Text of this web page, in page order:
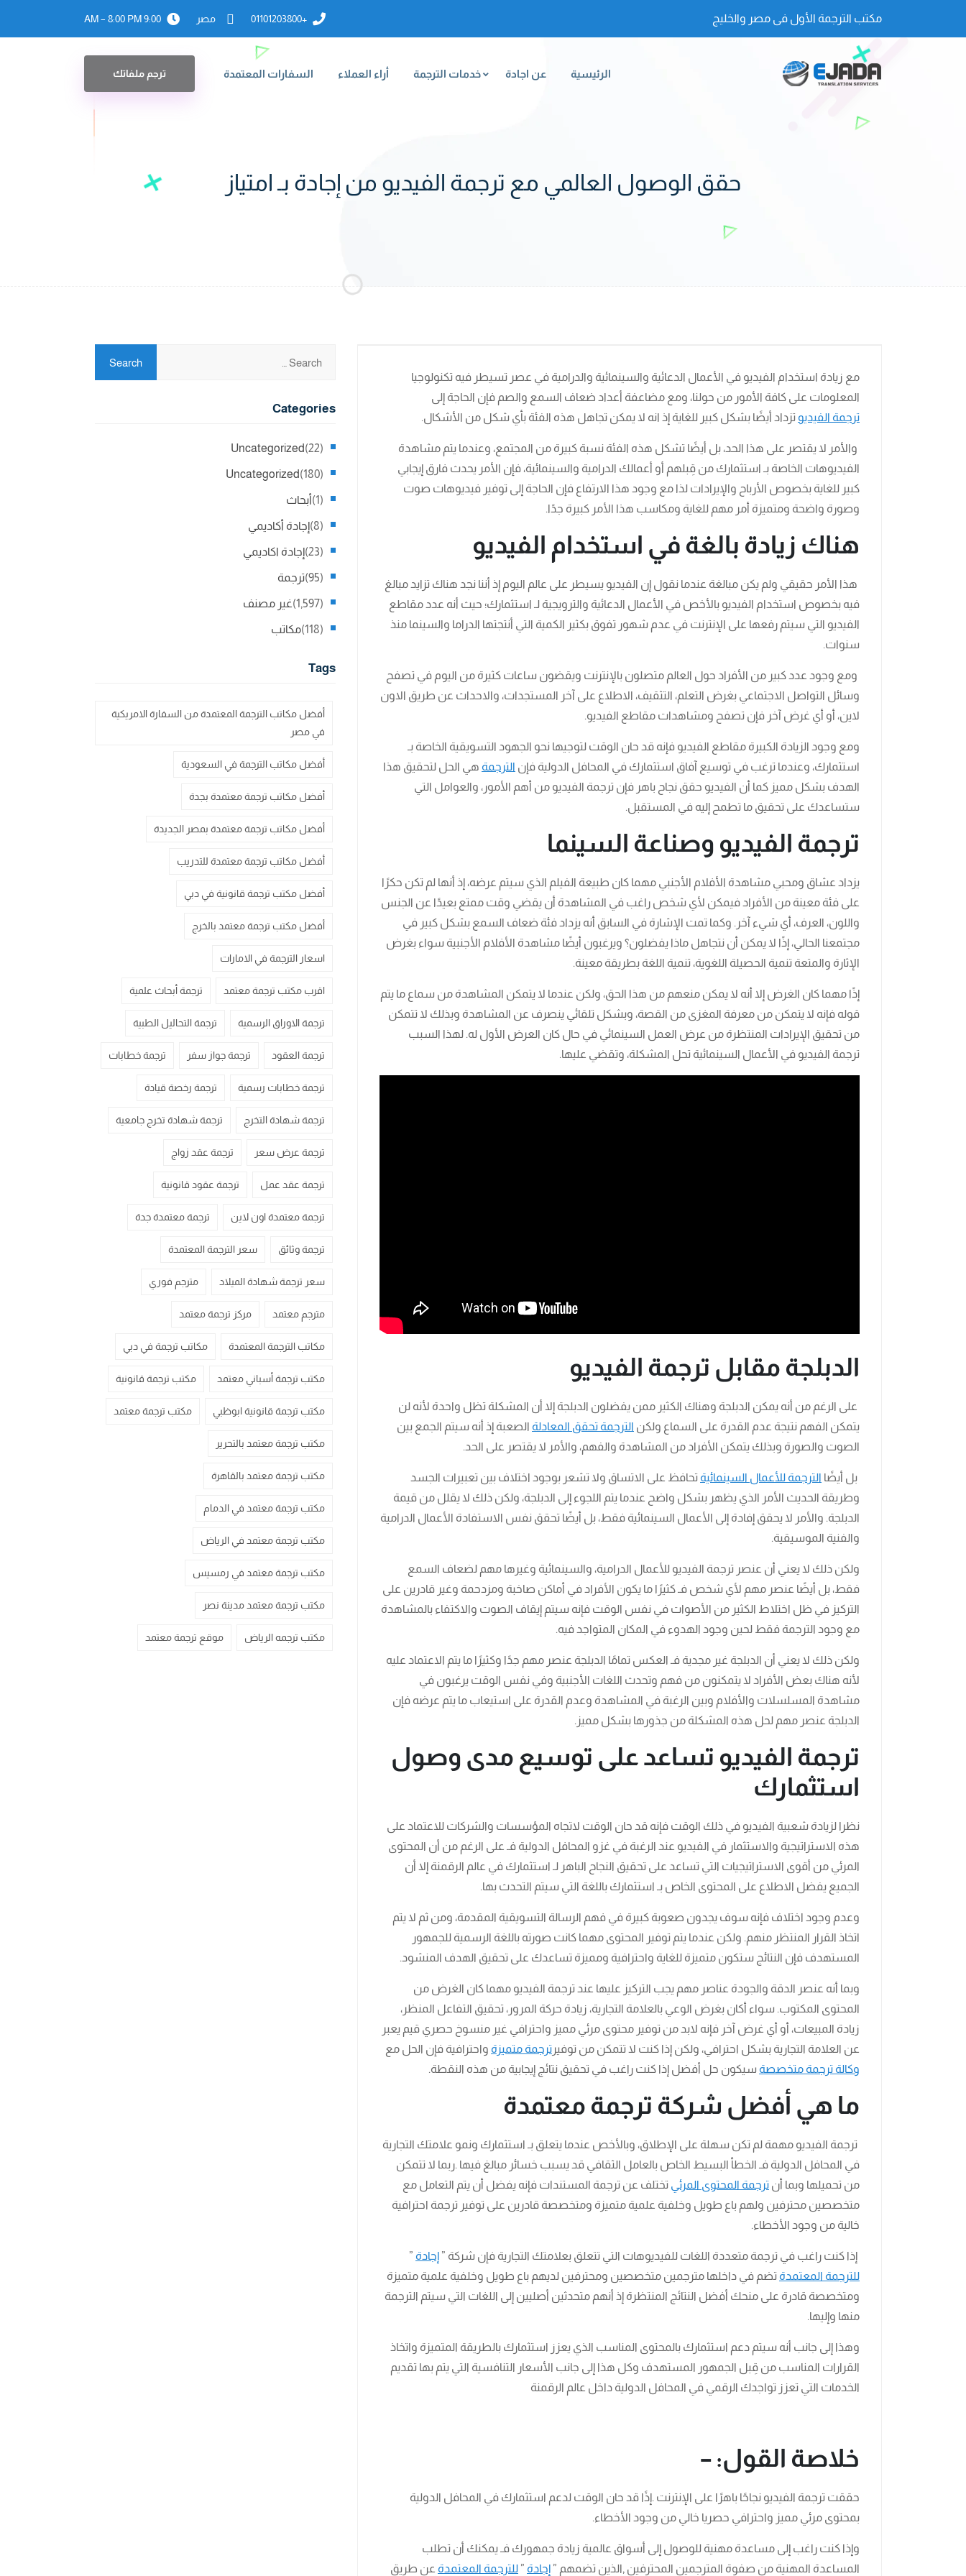
مكتب الترجمة الأول فى مصر والخليج +01101203800 مصر 9:00 AM – 8:00 PM
الرئيسية عن اجادة خدمات الترجمة أراء العملاء السفارات المعتمدة ترجم ملفاتك
حقق الوصول العالمي مع ترجمة الفيديو من إجادة بـ امتياز
مع زيادة استخدام الفيديو في الأعمال الدعائية والسينمائية والدرامية في عصر تسيطر فيه تكنولوجيا
المعلومات على كافة الأمور من حولنا، ومع مضاعفة أعداد ضعاف السمع والصم فإن الحاجة إلى
ترجمة الفيديو تزداد أيضًا بشكل كبير للغاية إذ انه لا يمكن تجاهل هذه الفئة بأي شكل من الأشكال.
والأمر لا يقتصر على هذا الحد، بل أيضًا تشكل هذه الفئة نسبة كبيرة من المجتمع، وعندما يتم مشاهدة
الفيديوهات الخاصة بـ استثمارك من قِبلهم أو أعمالك الدرامية والسينمائية، فإن الأمر يحدث فارق إيجابي
كبير للغاية بخصوص الأرباح والإيرادات لذا مع وجود هذا الارتفاع فإن الحاجة إلى توفير فيديوهات صوت
وصورة واضحة ومتميزة أمر مهم للغاية ومكاسب هذا الأمر كبيرة جدًا.
هناك زيادة بالغة في استخدام الفيديو
هذا الأمر حقيقي ولم يكن مبالغة عندما نقول إن الفيديو يسيطر على عالم اليوم إذ أننا نجد هناك تزايد مبالغ
فيه بخصوص استخدام الفيديو بالأخص في الأعمال الدعائية والترويجية لـ استثمارك؛ حيث أنه عدد مقاطع
الفيديو التي سيتم رفعها على الإنترنت في عدم شهور تفوق بكثير الكمية التي أنتجتها الدراما والسينما منذ
سنوات.
ومع وجود عدد كبير من الأفراد حول العالم متصلون بالإنترنت ويقضون ساعات كثيرة من اليوم في تصفح
وسائل التواصل الاجتماعي بغرض التعلم، التثقيف، الاطلاع على آخر المستجدات، والاحداث عن طريق الاون
لاين، أو أي غرض آخر فإن تصفح ومشاهدات مقاطع الفيديو.
ومع وجود الزيادة الكبيرة مقاطع الفيديو فإنه قد حان الوقت لتوجيها نحو الجهود التسويقية الخاصة بـ
استثمارك، وعندما ترغب في توسيع آفاق استثمارك في المحافل الدولية فإن الترجمة هي الحل لتحقيق هذا
الهدف بشكل مميز كما أن الفيديو حقق نجاح باهر فإن ترجمة الفيديو من أهم الأمور، والعوامل التي
ستساعدك على تحقيق ما تطمح إليه في المستقبل.
ترجمة الفيديو وصناعة السينما
يزداد عشاق ومحبي مشاهدة الأفلام الأجنبي مهما كان طبيعة الفيلم الذي سيتم عرضه، إذ أنها لم تكن حكرًا
على فئة معينة من الأفراد فيمكن لأي شخص راغب في المشاهدة أن يقضي وقت ممتع بعيدًا عن الجنس
واللون، العرف، أي شيء آخر. وكما تمت الإشارة في السابق أنه يزداد فئة ضعاف السمع بشكل كبير في
مجتمعنا الحالي، إذًا لا يمكن أن نتجاهل ماذا يفضلون؟ ويرغبون أيضًا مشاهدة الأفلام الأجنبية سواء بغرض
الإثارة والمتعة تنمية الحصيلة اللغوية، تنمية اللغة بطريقة معينة.
إذًا مهما كان الغرض إلا أنه لا يمكن منعهم من هذا الحق، ولكن عندما لا يتمكن المشاهدة من سماع ما يتم
قوله فإنه لا يتمكن من معرفة المغزى من القصة، وبشكل تلقائي ينصرف عن المشاهدة وبذلك لا تتمكن
من تحقيق الإيرادات المنتظرة من عرض العمل السينمائي في حال كان العرض الأول له. لهذا السبب
ترجمة الفيديو في الأعمال السينمائية تحل المشكلة، وتقضي عليها.
الدبلجة مقابل ترجمة الفيديو
على الرغم من أنه يمكن الدبلجة وهناك الكثير ممن يفضلون الدبلجة إلا أن المشكلة تظل واحدة لأنه لن
يتمكن الفهم نتيجة عدم القدرة على السماع ولكن الترجمة تحقق المعادلة الصعبة إذ أنه سيتم الجمع بين
الصوت والصورة وبذلك يتمكن الأفراد من المشاهدة والفهم، والأمر لا يقتصر على الحد.
بل أيضًا الترجمة للأعمال السينمائية تحافظ على الاتساق ولا تشعر بوجود اختلاف بين تعبيرات الجسد
وطريقة الحديث الأمر الذي يظهر بشكل واضح عندما يتم اللجوء إلى الدبلجة، ولكن ذلك لا يقلل من قيمة
الدبلجة. والأمر لا يحقق إفادة إلى الأعمال السينمائية فقط، بل أيضًا تحقق نفس الاستفادة الأعمال الدرامية
والفنية الموسيقية.
ولكن ذلك لا يعني أن عنصر ترجمة الفيديو للأعمال الدرامية، والسينمائية وغيرها مهم لضعاف السمع
فقط، بل أيضًا عنصر مهم لأي شخص فـ كثيرًا ما يكون الأفراد في أماكن صاخبة ومزدحمة وغير قادرين على
التركيز في ظل اختلاط الكثير من الأصوات في نفس الوقت فإنه سيتم إيقاف الصوت والاكتفاء بالمشاهدة
مع وجود الترجمة فقط لحين وجود الهدوء في المكان المتواجد فيه.
ولكن ذلك لا يعني أن الدبلجة غير مجدية فـ العكس تمامًا الدبلجة عنصر مهم جدًا وكثيرًا ما يتم الاعتماد عليه
لأنه هناك بعض الأفراد لا يتمكنون من فهم وتحدث اللغات الأجنبية وفي نفس الوقت يرغبون في
مشاهدة المسلسلات والأفلام وبين الرغبة في المشاهدة وعدم القدرة على استيعاب ما يتم عرضه فإن
الدبلجة عنصر مهم لحل هذه المشكلة من جذورها بشكل مميز.
ترجمة الفيديو تساعد على توسيع مدى وصول
استثمارك
نظرا لزيادة شعبية الفيديو في ذلك الوقت فإنه قد حان الوقت لاتجاه المؤسسات والشركات للاعتماد على
هذه الاستراتيجية والاستثمار في الفيديو عند الرغبة في غزو المحافل الدولية فـ على الرغم من أن المحتوى
المرئي من أقوى الاستراتيجيات التي تساعد على تحقيق النجاح الباهر لـ استثمارك في عالم الرقمنة إلا أن
الجميع يفضل الاطلاع على المحتوى الخاص بـ استثمارك باللغة التي سيتم التحدث بها.
وعدم وجود اختلاف فإنه سوف يجدون صعوبة كبيرة في فهم الرسالة التسويقية المقدمة، ومن ثم لا يتم
اتخاذ القرار المنتظر منهم. ولكن عندما يتم توفير المحتوى مهما كانت صورته باللغة الرسمية للجمهور
المستهدف فإن النتائج ستكون متميزة للغاية واحترافية ومميزة تساعدك على تحقيق الهدف المنشود.
وبما أنه عنصر الدقة والجودة عناصر مهم يجب التركيز عليها عند ترجمة الفيديو مهما كان الغرض من
المحتوى المكتوب. سواء أكان بغرض الوعي بالعلامة التجارية، زيادة حركة المرور، تحقيق التفاعل المنظر،
زيادة المبيعات، أو أي غرض آخر فإنه لابد من توفير محتوى مرئي مميز واحترافي غير منسوخ حصري قيم يعبر
عن العلامة التجارية بشكل احترافي، ولكن إذا كنت لا تتمكن من توفير ترجمة متميزة واحترافية فإن الحل مع
وكالة ترجمة متخصصة سيكون حل أفضل إذا كنت راغب في تحقيق نتائج إيجابية من هذه النقطة.
ما هي أفضل شركة ترجمة معتمدة
ترجمة الفيديو مهمة لم تكن سهلة على الإطلاق، وبالأخص عندما يتعلق بـ استثمارك ونمو علامتك التجارية
في المحافل الدولية فـ الخطأ البسيط الخاص بالعامل الثقافي قد يسبب خسائر مبالغ فيها .ربما لا تتمكن
من تحميلها وبما أن ترجمة المحتوى المرئي تختلف عن ترجمة المستندات فإنه يفضل أن يتم التعامل مع
متخصصين محترفين ولهم باع طويل وخلفية علمية متميزة ومتخصصة قادرين على توفير ترجمة احترافية
خالية من وجود الأخطاء.
إذا كنت راغب في ترجمة متعددة اللغات للفيديوهات التي تتعلق بعلامتك التجارية فإن شركة ” إجادة ”
للترجمة المعتمدة تضم في داخلها مترجمين متخصصين ومحترفين لديهم باع طويل وخلفية علمية متميزة
ومتخصصة قادرة على منحك أفضل النتائج المنتظرة إذ أنهم متحدثين أصليين إلى اللغات التي سيتم الترجمة
منها وإليها.
وهذا إلى جانب أنه سيتم دعم استثمارك بالمحتوى المناسب الذي يعزز استثمارك بالطريقة المتميزة واتخاذ
القرارات المناسب من قِبل الجمهور المستهدف وكل هذا إلى جانب الأسعار التنافسية التي يتم بها تقديم
الخدمات التي تعزز تواجدك الرقمي في المحافل الدولية داخل عالم الرقمنة
خلاصة القول: –
حققت ترجمة الفيديو نجاحًا باهرًا على الإنترنت .إذًا قد حان الوقت لدعم استثمارك في المحافل الدولية
بمحتوى مرئي مميز واحترافي حصريا خالي من وجود الأخطاء.
وإذا كنت راغب إلى مساعدة مهنية للوصول إلى أسواق عالمية زيادة جمهورك فـ يمكنك أن تطلب
المساعدة المهنية من صفوة المترجمين المحترفين ,الذين تضمهم ” إجادة ” للترجمة المعتمدة عن طريق
Categories
Uncategorized (22)
Uncategorized (180)
أبحاث (1)
إجادة أكاديمي (8)
إجادة اكاديمي (23)
ترجمة (95)
غير مصنف (1,597)
مكاتب (118)
Tags
أفضل مكاتب الترجمة المعتمدة من السفارة الامريكية
في مصر
أفضل مكاتب الترجمة في السعودية
أفضل مكاتب ترجمة معتمدة بجدة
أفضل مكاتب ترجمة معتمدة بمصر الجديدة
أفضل مكاتب ترجمة معتمدة للتدريب
أفضل مكتب ترجمة قانونية في دبي
أفضل مكتب ترجمة معتمد بالخرج
اسعار الترجمة في الامارات
اقرب مكتب ترجمة معتمد ترجمة أبحاث علمية
ترجمة الاوراق الرسمية ترجمة التحاليل الطبية
ترجمة العقود ترجمة جواز سفر ترجمة خطابات
ترجمة خطابات رسمية ترجمة رخصة قيادة
ترجمة شهادة التخرج ترجمة شهادة تخرج جامعية
ترجمة عرض سعر ترجمة عقد زواج
ترجمة عقد عمل ترجمة عقود قانونية
ترجمة معتمدة اون لاين ترجمة معتمدة جدة
ترجمة وثائق سعر الترجمة المعتمدة
سعر ترجمة شهادة الميلاد مترجم فوري
مترجم معتمد مركز ترجمة معتمد
مكاتب الترجمة المعتمدة مكاتب ترجمة في دبي
مكتب ترجمة أسباني معتمد مكتب ترجمة قانونية
مكتب ترجمة قانونية ابوظبي مكتب ترجمة معتمد
مكتب ترجمة معتمد بالتحرير
مكتب ترجمة معتمد بالقاهرة
مكتب ترجمة معتمد في الدمام
مكتب ترجمة معتمد في الرياض
مكتب ترجمة معتمد في رمسيس
مكتب ترجمة معتمد مدينة نصر
مكتب ترجمه الرياض موقع ترجمة معتمد